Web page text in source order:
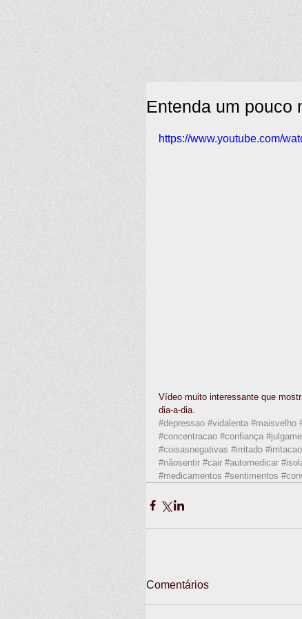
Entenda um pouco
https://www.youtube.com/
Vídeo muito interessante que
dia-a-dia.
#depressao #vidalenta #maisvelho
#concentracao #confiança
#coisasnegativas #irritado #irritacao
#nãosentir #cair #automedicar
#medicamentos #sentimentos
Comentários